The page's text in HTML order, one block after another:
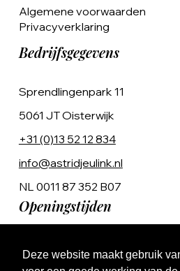
Deze website maakt gebruik
Algemene voorwaarden
Privacyverklaring
Bedrijfsgegevens
Sprendlingenpark 11
5061 JT Oisterwijk
+31 (0)13 52 12 834
info@astridjeulink.nl
NL 0011 87 352 B07
Openingstijden